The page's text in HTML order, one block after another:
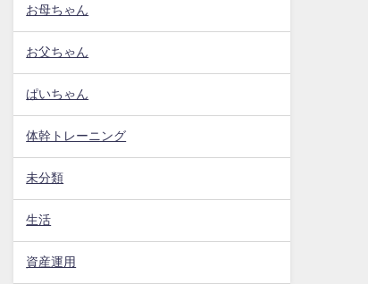
お母ちゃん
お父ちゃん
ぱいちゃん
体幹トレーニング
未分類
生活
資産運用